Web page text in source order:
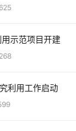
示范项目开建
利用工作启动